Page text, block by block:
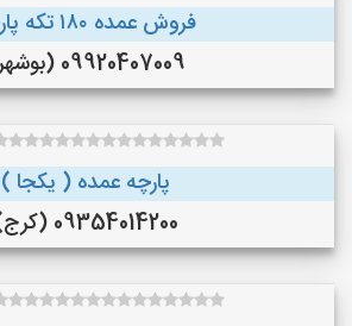
فروش عمده ۱۸۰ تکه پارچه
09920407009 (بوشهر)
پارچه عمده ( یکجا )
09354014200 (کرج)